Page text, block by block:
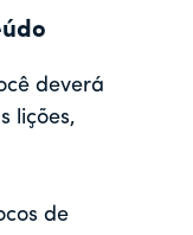
deverá
lições,
de